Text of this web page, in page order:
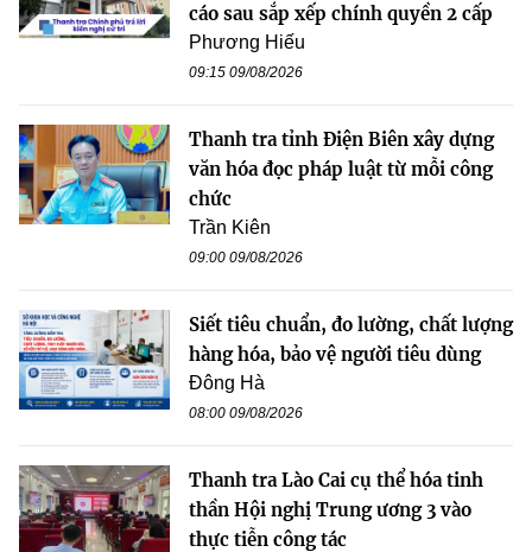
cáo sau sắp xếp chính quyền 2 cấp
Phương Hiếu
09:15 09/08/2026
Thanh tra tỉnh Điện Biên xây dựng
văn hóa đọc pháp luật từ mỗi công
chức
Trần Kiên
09:00 09/08/2026
Siết tiêu chuẩn, đo lường, chất lượng
hàng hóa, bảo vệ người tiêu dùng
Đông Hà
08:00 09/08/2026
Thanh tra Lào Cai cụ thể hóa tinh
thần Hội nghị Trung ương 3 vào
thực tiễn công tác